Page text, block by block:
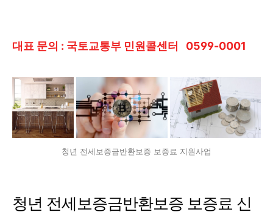
대표 문의 : 국토교통부 민원콜센터 0599-0001
청년 전세보증금반환보증 보증료 지원사업
청년 전세보증금반환보증 보증료 신